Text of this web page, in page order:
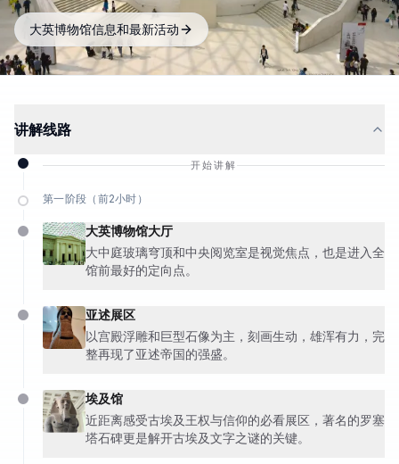
大英博物馆信息和最新活动
讲解线路
开始讲解
第一阶段（前2小时）
大英博物馆大厅
大中庭玻璃穹顶和中央阅览室是视觉焦点，也是进入全
馆前最好的定向点。
亚述展区
以宫殿浮雕和巨型石像为主，刻画生动，雄浑有力，完
整再现了亚述帝国的强盛。
埃及馆
近距离感受古埃及王权与信仰的必看展区，著名的罗塞
塔石碑更是解开古埃及文字之谜的关键。